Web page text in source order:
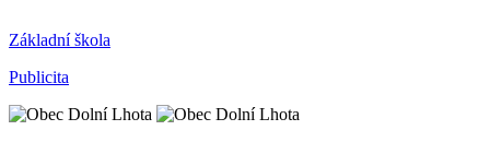
Základní škola
Publicita